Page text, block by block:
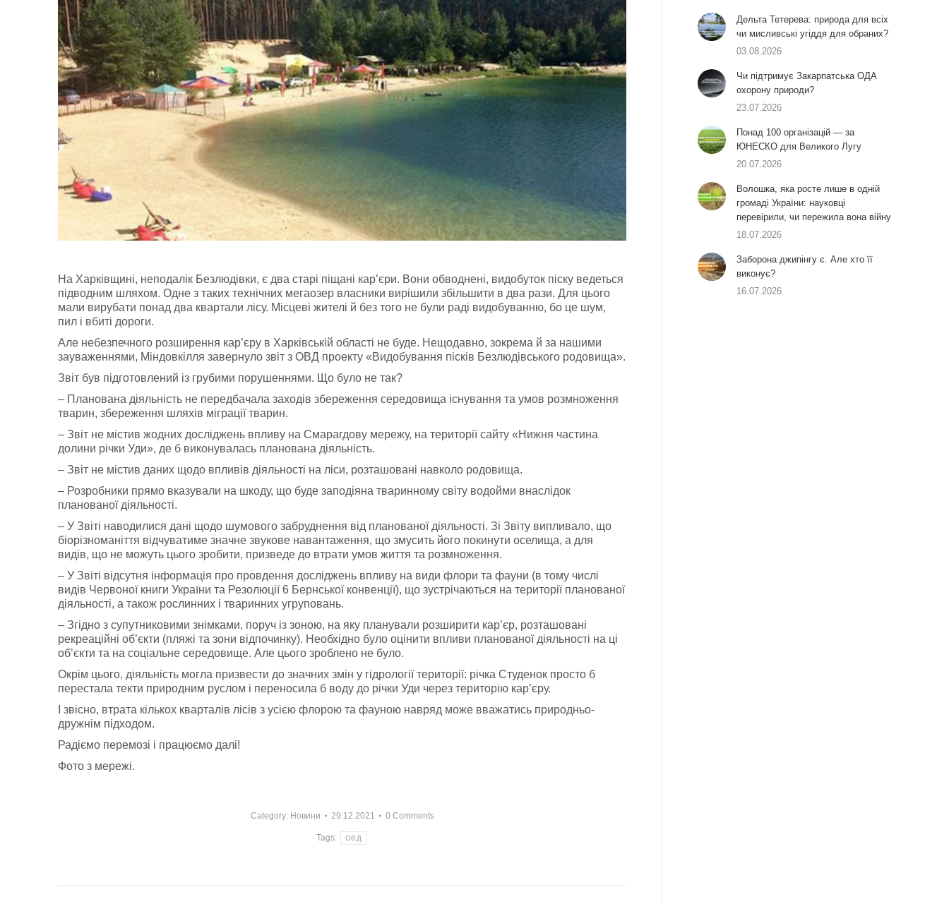
На Харківщині, неподалік Безлюдівки, є два старі піщані кар’єри. Вони обводнені, видобуток піску ведеться
підводним шляхом. Одне з таких технічних мегаозер власники вирішили збільшити в два рази. Для цього
мали вирубати понад два квартали лісу. Місцеві жителі й без того не були раді видобуванню, бо це шум,
пил і вбиті дороги.
Але небезпечного розширення кар’єру в Харківській області не буде. Нещодавно, зокрема й за нашими
зауваженнями, Міндовкілля завернуло звіт з ОВД проекту «Видобування пісків Безлюдівського родовища».
Звіт був підготовлений із грубими порушеннями. Що було не так?
– Планована діяльність не передбачала заходів збереження середовища існування та умов розмноження
тварин, збереження шляхів міграції тварин.
– Звіт не містив жодних досліджень впливу на Смарагдову мережу, на території сайту «Нижня частина
долини річки Уди», де б виконувалась планована діяльність.
– Звіт не містив даних щодо впливів діяльності на ліси, розташовані навколо родовища.
– Розробники прямо вказували на шкоду, що буде заподіяна тваринному світу водойми внаслідок
планованої діяльності.
– У Звіті наводилися дані щодо шумового забруднення від планованої діяльності. Зі Звіту випливало, що
біорізноманіття відчуватиме значне звукове навантаження, що змусить його покинути оселища, а для
видів, що не можуть цього зробити, призведе до втрати умов життя та розмноження.
– У Звіті відсутня інформація про провдення досліджень впливу на види флори та фауни (в тому числі
видів Червоної книги України та Резолюції 6 Бернської конвенції), що зустрічаються на території планованої
діяльності, а також рослинних і тваринних угруповань.
– Згідно з супутниковими знімками, поруч із зоною, на яку планували розширити кар’єр, розташовані
рекреаційні об’єкти (пляжі та зони відпочинку). Необхідно було оцінити впливи планованої діяльності на ці
об’єкти та на соціальне середовище. Але цього зроблено не було.
Окрім цього, діяльність могла призвести до значних змін у гідрології території: річка Студенок просто б
перестала текти природним руслом і переносила б воду до річки Уди через територію кар’єру.
І звісно, втрата кількох кварталів лісів з усією флорою та фауною навряд може вважатись природньо-
дружнім підходом.
Радіємо перемозі і працюємо далі!
Фото з мережі.
Category: Новини 29.12.2021 0 Comments
Tags: ОВД
Дельта Тетерева: природа для всіх
чи мисливські угіддя для обраних?
03.08.2026
Чи підтримує Закарпатська ОДА
охорону природи?
23.07.2026
Понад 100 організацій — за
ЮНЕСКО для Великого Лугу
20.07.2026
Волошка, яка росте лише в одній
громаді України: науковці
перевірили, чи пережила вона війну
18.07.2026
Заборона джипінгу є. Але хто її
виконує?
16.07.2026